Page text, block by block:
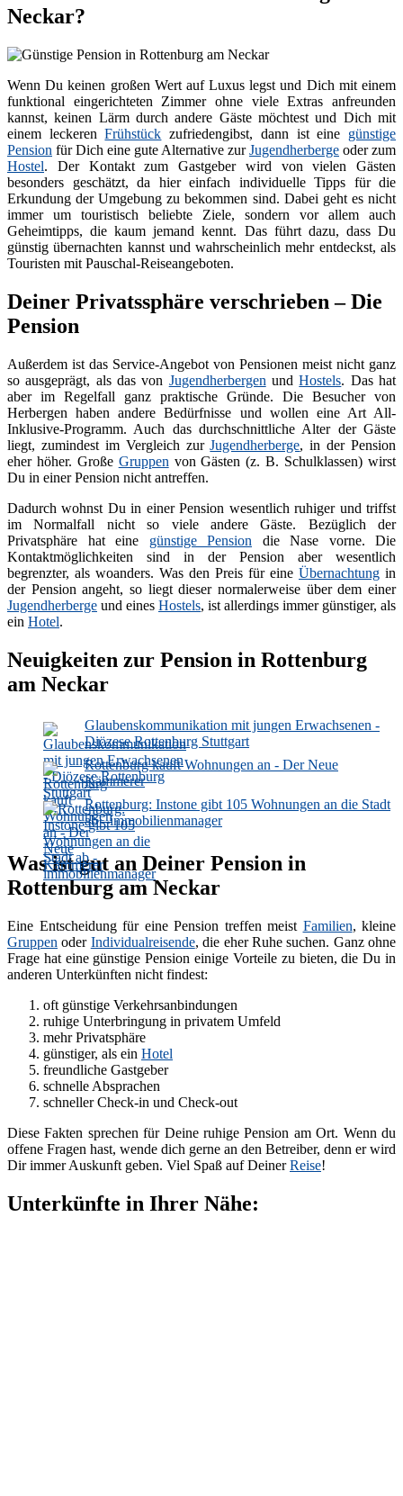
Neckar?
Wenn Du keinen großen Wert auf Luxus legst und Dich mit einem
funktional eingerichteten Zimmer ohne viele Extras anfreunden
kannst, keinen Lärm durch andere Gäste möchtest und Dich mit
einem leckerenFrühstück zufriedengibst, dann ist eine günstige
Pension für Dich eine gute Alternative zurJugendherberge oder zum
Hostel. Der Kontakt zum Gastgeber wird von vielen Gästen
besonders geschätzt, da hier einfach individuelle Tipps für die
Erkundung der Umgebung zu bekommen sind. Dabei geht es nicht
immer um touristisch beliebte Ziele, sondern vor allem auch
Geheimtipps, die kaum jemand kennt. Das führt dazu, dass Du
günstig übernachten kannst und wahrscheinlich mehr entdeckst, als
Touristen mit Pauschal-Reiseangeboten.
Deiner Privatssphäre verschrieben – Die
Pension
Außerdem ist das Service-Angebot von Pensionen meist nicht ganz
so ausgeprägt, als das von Jugendherbergen undHostels. Das hat
aber im Regelfall ganz praktische Gründe. Die Besucher von
Herbergen haben andere Bedürfnisse und wollen eine Art All-
Inklusive-Programm. Auch das durchschnittliche Alter der Gäste
liegt, zumindest im Vergleich zurJugendherberge, in der Pension
eher höher. Große Gruppen von Gästen (z. B. Schulklassen) wirst
Du in einer Pension nicht antreffen.
Dadurch wohnst Du in einer Pension wesentlich ruhiger und triffst
im Normalfall nicht so viele andere Gäste. Bezüglich der
Privatsphäre hat eine günstige Pension die Nase vorne. Die
Kontaktmöglichkeiten sind in der Pension aber wesentlich
begrenzter, als woanders. Was den Preis für eine Übernachtung in
der Pension angeht, so liegt dieser normalerweise über dem einer
Jugendherberge und eines Hostels, ist allerdings immer günstiger, als
ein Hotel.
Neuigkeiten zur Pension in Rottenburg
am Neckar
Glaubenskommunikation mit jungen Erwachsenen -
Diözese Rottenburg Stuttgart
Rottenburg kauft Wohnungen an - Der Neue
Kämmerer
Rottenburg: Instone gibt 105 Wohnungen an die Stadt
ab - immobilienmanager
Was ist gut an Deiner Pension in
Rottenburg am Neckar
Eine Entscheidung für eine Pension treffen meist Familien, kleine
Gruppen oder Individualreisende, die eher Ruhe suchen. Ganz ohne
Frage hat eine günstige Pension einige Vorteile zu bieten, die Du in
anderen Unterkünften nicht findest:
oft günstige Verkehrsanbindungen
ruhige Unterbringung in privatem Umfeld
mehr Privatsphäre
günstiger, als ein Hotel
freundliche Gastgeber
schnelle Absprachen
schneller Check-in und Check-out
Diese Fakten sprechen für Deine ruhige Pension am Ort. Wenn du
offene Fragen hast, wende dich gerne an den Betreiber, denn er wird
Dir immer Auskunft geben. Viel Spaß auf DeinerReise!
Unterkünfte in Ihrer Nähe: